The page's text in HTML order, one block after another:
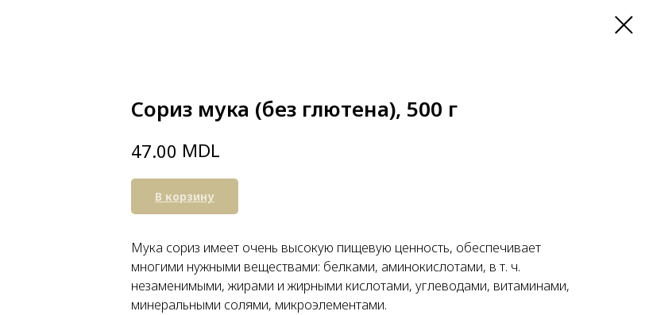
Сориз мука (без глютена), 500 г
47.00 MDL
В корзину
Мука сориз имеет очень высокую пищевую ценность, обеспечивает
многими нужными веществами: белками, аминокислотами, в т. ч.
незаменимыми, жирами и жирными кислотами, углеводами, витаминами,
минеральными солями, микроэлементами.